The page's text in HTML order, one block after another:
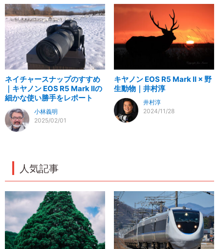
ネイチャースナップのすすめ
｜キヤノン EOS R5 Mark IIの
細かな使い勝手をレポート
小林義明
2025/02/01
キヤノン EOS R5 Mark II × 野
生動物｜井村淳
井村淳
2024/11/28
人気記事